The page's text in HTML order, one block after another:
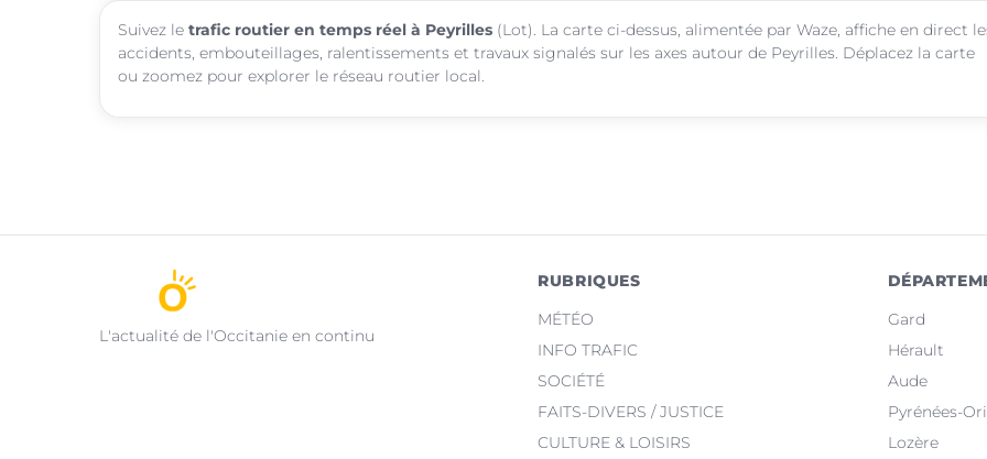
Suivez le trafic routier en temps réel à Peyrilles (Lot). La carte ci-dessus, alimentée par Waze, affiche en direct
accidents, embouteillages, ralentissements et travaux signalés sur les axes autour de Peyrilles. Déplacez la carte
ou zoomez pour explorer le réseau routier local.
L'actualité de l'Occitanie en continu
RUBRIQUES
MÉTÉO
INFO TRAFIC
SOCIÉTÉ
FAITS-DIVERS / JUSTICE
CULTURE & LOISIRS
Gard
Hérault
Aude
Pyrénées-
Lozère